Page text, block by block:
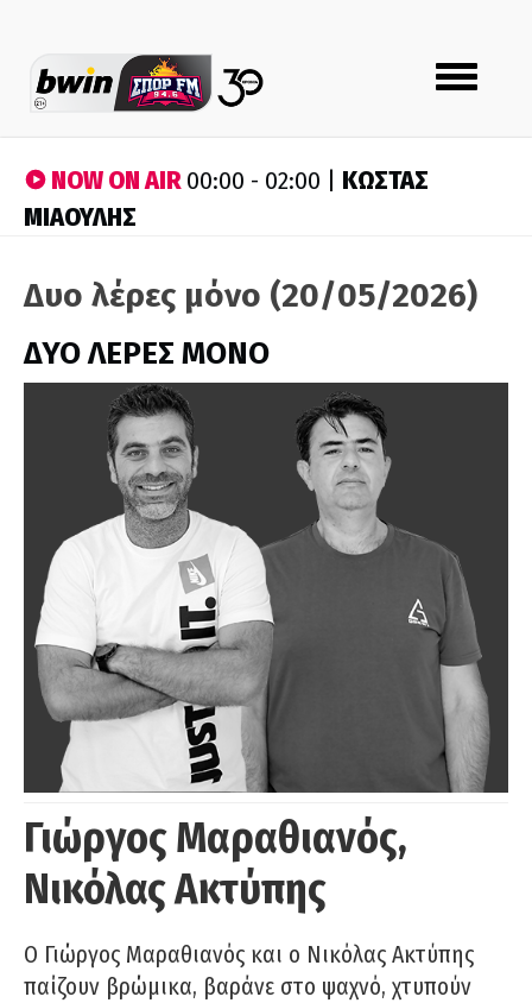
Toggle
navigation
NOW ON AIR00:00 - 02:00 | ΚΩΣΤΑΣ
ΜΙΑΟΥΛΗΣ
Δυο λέρες μόνο (20/05/2026)
ΔΥΟ ΛΕΡΕΣ ΜΟΝΟ
Γιώργος Μαραθιανός,
Νικόλας Ακτύπης
Ο Γιώργος Μαραθιανός και ο Νικόλας Ακτύπης
παίζουν βρώμικα, βαράνε στο ψαχνό, χτυπούν